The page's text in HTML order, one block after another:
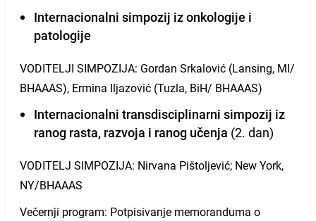
Internacionalni simpozij iz onkologije i
patologije
VODITELJI SIMPOZIJA: Gordan Srkalović (Lansing, MI/
BHAAAS), Ermina Iljazović (Tuzla, BiH/ BHAAAS)
Internacionalni transdisciplinarni simpozij iz
ranog rasta, razvoja i ranog učenja (2. dan)
VODITELJ SIMPOZIJA: Nirvana Pištoljević; New York,
NY/BHAAAS
Večernji program: Potpisivanje memoranduma o